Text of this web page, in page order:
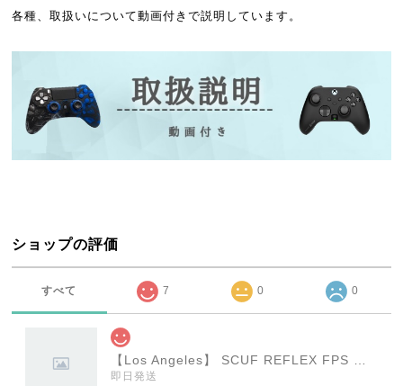
各種、取扱いについて動画付きで説明しています。
ショップの評価
すべて 7 0 0
【Los Angeles】 SCUF REFLEX FPS スカフ リフレックス エフピーエス
即日発送